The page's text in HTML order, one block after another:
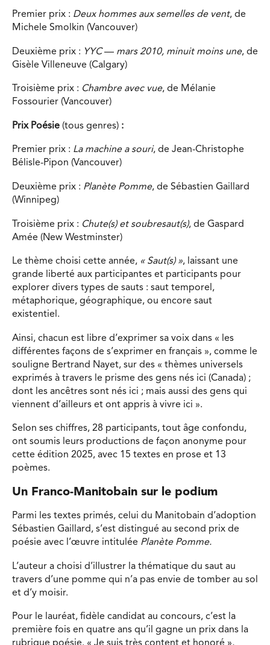
Premier prix : Deux hommes aux semelles de vent, de
Michele Smolkin (Vancouver)
Deuxième prix : YYC— mars 2010, minuit moins une, de
Gisèle Villeneuve (Calgary)
Troisième prix : Chambre avec vue, de Mélanie
Fossourier (Vancouver)
Prix Poésie (tous genres) :
Premier prix : La machine a souri, de Jean-Christophe
Bélisle-Pipon (Vancouver)
Deuxième prix : Planète Pomme, de Sébastien Gaillard
(Winnipeg)
Troisième prix : Chute(s) et soubresaut(s), de Gaspard
Amée (New Westminster)
Le thème choisi cette année, « Saut(s) », laissant une
grande liberté aux participantes et participants pour
explorer divers types de sauts : saut temporel,
métaphorique, géographique, ou encore saut
existentiel.
Ainsi, chacun est libre d’exprimer sa voix dans « les
différentes façons de s’exprimer en français », comme le
souligne Bertrand Nayet, sur des « thèmes universels
exprimés à travers le prisme des gens nés ici (Canada) ;
dont les ancêtres sont nés ici ; mais aussi des gens qui
viennent d’ailleurs et ont appris à vivre ici ».
Selon ses chiffres, 28 participants, tout âge confondu,
ont soumis leurs productions de façon anonyme pour
cette édition 2025, avec 15 textes en prose et 13
poèmes.
Un Franco-Manitobain sur le podium
Parmi les textes primés, celui du Manitobain d’adoption
Sébastien Gaillard, s’est distingué au second prix de
poésie avec l’œuvre intitulée Planète Pomme.
L’auteur a choisi d’illustrer la thématique du saut au
travers d’une pomme qui n’a pas envie de tomber au sol
et d’y moisir.
Pour le lauréat, fidèle candidat au concours, c’est la
première fois en quatre ans qu’il gagne un prix dans la